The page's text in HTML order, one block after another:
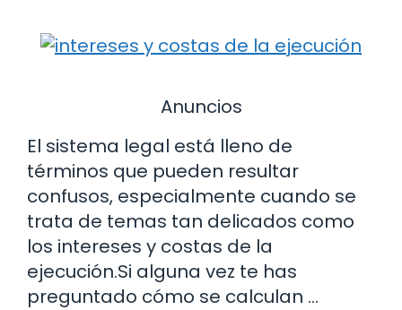
Anuncios
El sistema legal está lleno de
términos que pueden resultar
confusos, especialmente cuando se
trata de temas tan delicados como
los intereses y costas de la
ejecución.Si alguna vez te has
preguntado cómo se calculan …